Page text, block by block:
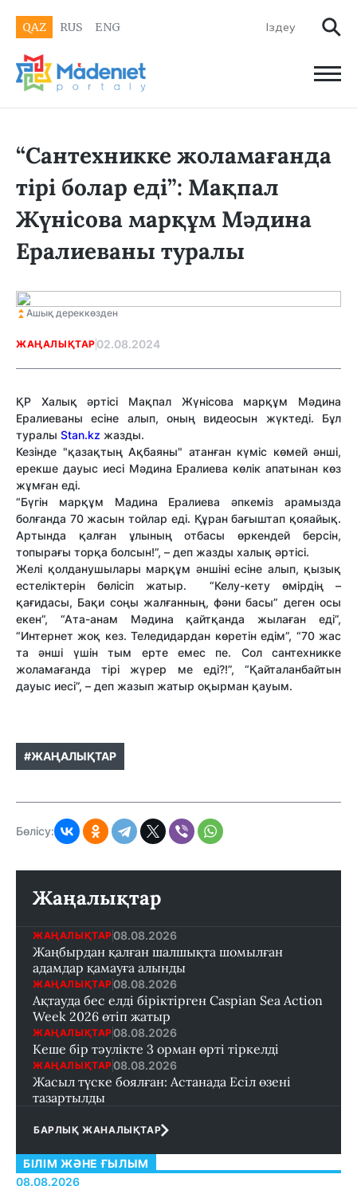
QAZ RUS ENG
“Сантехникке жоламағанда
тірі болар еді”: Мақпал
Жүнісова марқұм Мәдина
Ералиеваны туралы
Ашық дереккөзден
ЖАҢАЛЫҚТАР 02.08.2024
ҚР Халық әртісі Мақпал Жүнісова марқұм Мәдина
Ералиеваны есіне алып, оның видеосын жүктеді. Бұл
туралы Stan.kz жазды.
Кезінде "қазақтың Ақбаяны" атанған күміс көмей әнші,
ерекше дауыс иесі Мәдина Ералиева көлік апатынан көз
жұмған еді.
“Бүгін марқұм Мадина Ералиева әпкеміз арамызда
болғанда 70 жасын тойлар еді. Құран бағыштап қояайық.
Артында қалған ұлының отбасы өркендей берсін,
топырағы торқа болсын!”, – деп жазды халық әртісі.
Желі қолданушылары марқұм әншіні есіне алып, қызық
естеліктерін бөлісіп жатыр. “Келу-кету өмірдің –
қағидасы, Бақи соңы жалғанның, фәни басы” деген осы
екен”, “Ата-анам Мәдина қайтқанда жылаған еді”,
“Интернет жоқ кез. Теледидардан көретін едім”, “70 жас
та әнші үшін тым ерте емес пе. Сол сантехникке
жоламағанда тірі жүрер ме еді?!”, “Қайталанбайтын
дауыс иесі”, – деп жазып жатыр оқырман қауым.
#ЖАҢАЛЫҚТАР
Бөлісу:
Жаңалықтар
ЖАҢАЛЫҚТАР 08.08.2026
Жаңбырдан қалған шалшықта шомылған
адамдар қамауға алынды
ЖАҢАЛЫҚТАР 08.08.2026
Ақтауда бес елді біріктірген Caspian Sea Action
Week 2026 өтіп жатыр
ЖАҢАЛЫҚТАР 08.08.2026
Кеше бір тәулікте 3 орман өрті тіркелді
ЖАҢАЛЫҚТАР 08.08.2026
Жасыл түске боялған: Астанада Есіл өзені
тазартылды
БАРЛЫҚ ЖАНАЛЫҚТАР
БІЛІМ ЖӘНЕ ҒЫЛЫМ
08.08.2026